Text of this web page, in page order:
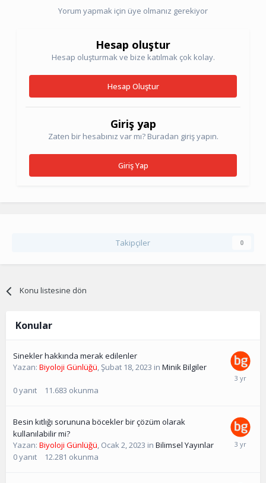
Yorum yapmak için üye olmanız gerekiyor
Hesap oluştur
Hesap oluşturmak ve bize katılmak çok kolay.
Hesap Oluştur
Giriş yap
Zaten bir hesabınız var mı? Buradan giriş yapın.
Giriş Yap
Takipçiler 0
Konu listesine dön
Konular
Sinekler hakkında merak edilenler
Yazan: Biyoloji Günlüğü,Şubat 18, 2023 in Minik Bilgiler
0yanıt 11.683 okunma
Besin kıtlığı sorununa böcekler bir çözüm olarak
kullanılabilir mi?
Yazan: Biyoloji Günlüğü, Ocak 2, 2023 in Bilimsel Yayınlar
0yanıt 12.281 okunma